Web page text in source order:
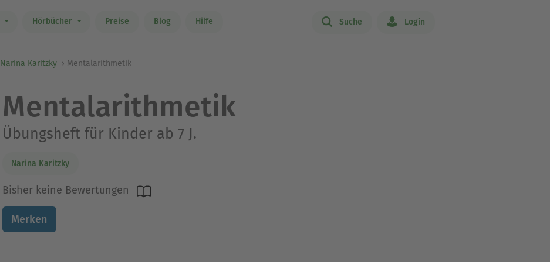
Hörbücher Preise Blog Hilfe Suche Login
Narina Karitzky Mentalarithmetik
Mentalarithmetik
Übungsheft für Kinder ab 7 J.
Narina Karitzky
Bisher keine Bewertungen
Merken